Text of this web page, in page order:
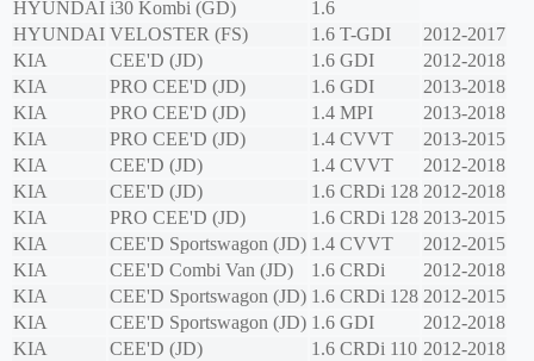
HYUNDAI i30 Kombi (GD)
1.6
HYUNDAI VELOSTER (FS) 1.6 T-GDI
2012-2017
KIA
CEE'D (JD) 1.6 GDI
2012-2018
KIA
PRO CEE'D (JD) 1.6 GDI
2013-2018
KIA
PRO CEE'D (JD) 1.4 MPI
2013-2018
KIA
PRO CEE'D (JD) 1.4 CVVT
2013-2015
KIA
CEE'D (JD) 1.4 CVVT
2012-2018
KIA
CEE'D (JD) 1.6 CRDi 128 2012-2018
KIA
PRO CEE'D (JD) 1.6 CRDi 128 2013-2015
KIA
CEE'D Sportswagon (JD) 1.4 CVVT
2012-2015
KIA
CEE'D Combi Van (JD) 1.6 CRDi
2012-2018
KIA
CEE'D Sportswagon (JD) 1.6 CRDi 128 2012-2015
KIA
CEE'D Sportswagon (JD) 1.6 GDI
2012-2018
KIA
CEE'D (JD) 1.6 CRDi 110 2012-2018